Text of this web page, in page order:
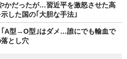
かだったが…習近平を激怒させた高
した国の｢大胆な手法｣
A型→O型｣はダメ…誰にでも輸血で
とし穴